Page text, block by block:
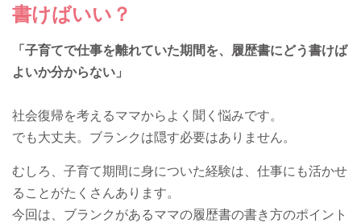
書けばいい？
「子育てで仕事を離れていた期間を、履歴書にどう書けば
よいか分からない」
社会復帰を考えるママからよく聞く悩みです。
でも大丈夫。ブランクは隠す必要はありません。
むしろ、子育て期間に身についた経験は、仕事にも活かせ
ることがたくさんあります。
今回は、ブランクがあるママの履歴書の書き方のポイント